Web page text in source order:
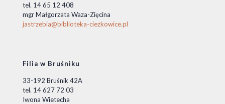
tel. 14 65 12 408
mgr Małgorzata Waza-Zięcina
jastrzebia@biblioteka-ciezkowice.pl
Filia w Bruśniku
33-192 Bruśnik 42A
tel. 14 627 72 03
Iwona Wietecha